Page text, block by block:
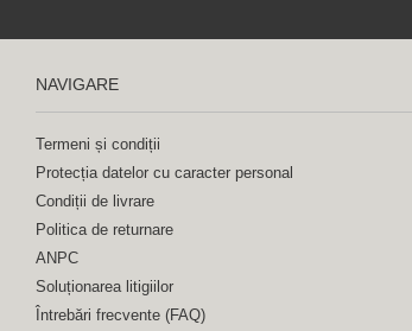
NAVIGARE
Termeni și condiții
Protecția datelor cu caracter personal
Condiții de livrare
Politica de returnare
ANPC
Soluționarea litigiilor
Întrebări frecvente (FAQ)